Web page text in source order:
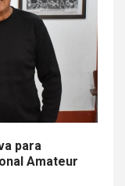
para
Amateur